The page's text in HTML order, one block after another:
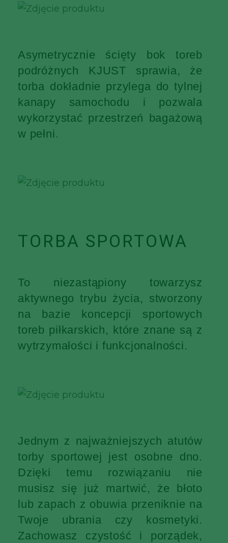
Asymetrycznie ścięty bok toreb
podróżnych KJUST sprawia, że
torba dokładnie przylega do tylnej
kanapy samochodu i pozwala
wykorzystać przestrzeń bagażową
w pełni.
TORBA SPORTOWA
To niezastąpiony towarzysz
aktywnego trybu życia, stworzony
na bazie koncepcji sportowych
toreb piłkarskich, które znane są z
wytrzymałości i funkcjonalności.
Jednym z najważniejszych atutów
torby sportowej jest osobne dno.
Dzięki temu rozwiązaniu nie
musisz się już martwić, że błoto
lub zapach z obuwia przeniknie na
Twoje ubrania czy kosmetyki.
Zachowasz czystość i porządek,